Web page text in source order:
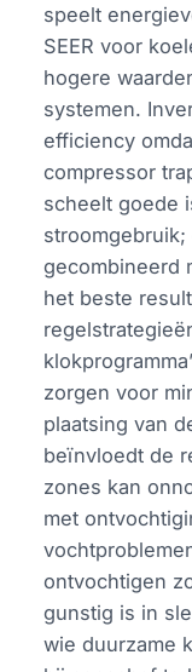
speelt
SEER voor
hogere
systemen.
efficiency
compressor
scheelt goede
gecombineerd
het beste
zorgen voor
plaatsing van
beïnvloedt de
zones kan
met
ontvochtigen
gunstig is in
wie duurzame